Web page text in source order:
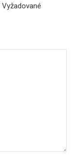
Vyžadované